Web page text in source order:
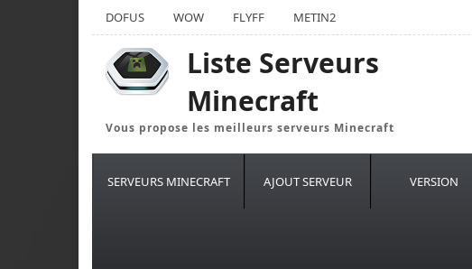
DOFUS WOW FLYFF METIN2
Liste Serveurs
Minecraft
Vous propose les meilleurs serveurs Minecraft
SERVEURS MINECRAFT AJOUT SERVEUR VERSION